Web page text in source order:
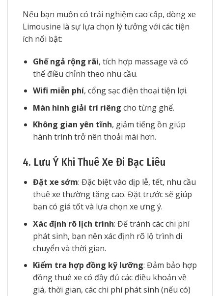
Nếu bạn muốn có trải nghiệm cao cấp, dòng xe
Limousine là sự lựa chọn lý tưởng với các tiện
ích nổi bật:
Ghế ngả rộng rãi, tích hợp massage và có
thể điều chỉnh theo nhu cầu.
Wifi miễn phí, cổng sạc điện thoại tiện lợi.
Màn hình giải trí riêng cho từng ghế.
Không gian yên tĩnh, giảm tiếng ồn giúp
hành trình trở nên thoải mái hơn.
4. Lưu Ý Khi Thuê Xe Đi Bạc Liêu
Đặt xe sớm: Đặc biệt vào dịp lễ, tết, nhu cầu
thuê xe thường tăng cao. Đặt trước sẽ giúp
bạn có giá tốt và lựa chọn xe ưng ý.
Xác định rõ lịch trình: Để tránh các chi phí
phát sinh, bạn nên xác định rõ lộ trình di
chuyển và thời gian.
Kiểm tra hợp đồng kỹ lưỡng: Đảm bảo hợp
đồng thuê xe có đầy đủ các điều khoản về
giá, thời gian, các chi phí phát sinh (nếu có)